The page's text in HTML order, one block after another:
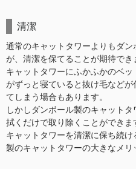
清潔
通常のキャットタワーよりもダ
が、清潔を保てることが期待でき
キャットタワーにふかふかのベ
がずっと寝ていると抜け毛など
てしまう場合もあります。
しかしダンボール製のキャット
拭くだけで取り除くことができま
キャットタワーを清潔に保ち続
製のキャットタワーの大きなメリ